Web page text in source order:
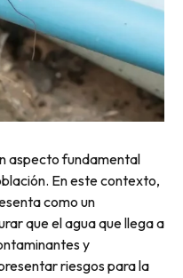
aspecto fundamental
En este contexto,
como un
que el agua que llega a
y
riesgos para la